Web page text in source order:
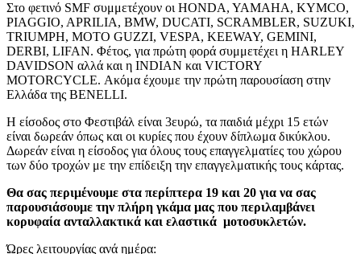
Στο φετινό SMF συμμετέχουν οι HONDA, YAMAHA, KYMCO,
PIAGGIO, APRILIA, BMW, DUCATI, SCRAMBLER, SUZUKI,
TRIUMPH, MOTO GUZZI, VESPA, KEEWAY, GEMINI,
DERBI, LIFAN. Φέτος, για πρώτη φορά συμμετέχει η HARLEY
DAVIDSON αλλά και η ΙNDIAN και VICTORY
MOTORCYCLE. Ακόμα έχουμε την πρώτη παρουσίαση στην
Ελλάδα της ΒΕNELLI.
Η είσοδος στο Φεστιβάλ είναι 3ευρώ, τα παιδιά μέχρι 15 ετών
είναι δωρεάν όπως και οι κυρίες που έχουν δίπλωμα δικύκλου.
Δωρεάν είναι η είσοδος για όλους τους επαγγελματίες του χώρου
των δύο τροχών με την επίδειξη την επαγγελματικής τους κάρτας.
Θα σας περιμένουμε στα περίπτερα 19 και 20 για να σας
παρουσιάσουμε την πλήρη γκάμα μας που περιλαμβάνει
κορυφαία ανταλλακτικά και ελαστικά μοτοσυκλετών.
Ώρες λειτουργίας ανά ημέρα: